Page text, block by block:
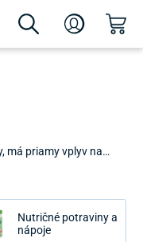
má priamy vplyv na
kondíciu. Kategória
stravy o látky,
Naším cieľom je
a zároveň prinášajú
Nutričné potraviny a
nápoje